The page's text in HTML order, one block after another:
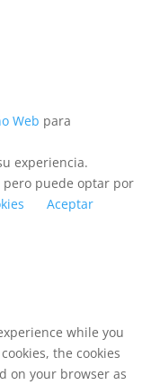
Web para
experiencia.
pero puede optar por
Aceptar
while you
the cookies
on your browser as